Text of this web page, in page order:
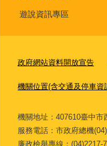
遊說資訊專區
政府網站資料開放宣告
機關位置(含交通及停車資
機關地址：407610臺
服務電話 ：市政府總機
廉政檢舉專線：(04)2217-